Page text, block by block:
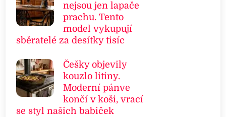
nejsou jen lapače
prachu. Tento
model vykupují
sběratelé za desítky tisíc
Češky objevily
kouzlo litiny.
Moderní pánve
končí v koši, vrací
se styl našich babiček